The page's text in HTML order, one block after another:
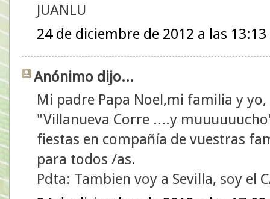
JUANLU
24 de diciembre de 2012 a las 13:13
Anónimo dijo...
Mi padre Papa Noel,mi familia y
"Villanueva Corre ....y
fiestas en compañía de vuestras
para todos /as.
Pdta: Tambien voy a Sevilla, soy el